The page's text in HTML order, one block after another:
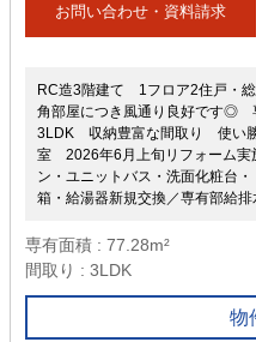
お問い合わせ・資料請求
RC造3階建て 1フロア2住戸・
角部屋につき風通り良好です◎
3LDK 収納豊富な間取り 使い
室 2026年6月上旬リフォーム実
ン・ユニットバス・洗面化粧台
箱・給湯器新規交換／専有部給
専有面積 : 77.28m²
間取り : 3LDK
物